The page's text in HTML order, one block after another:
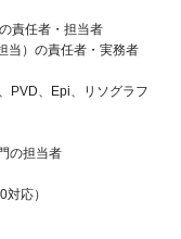
責任者・担当者
当）の責任者・実務者
PVD、Epi、リソグラフ
の担当者
応）